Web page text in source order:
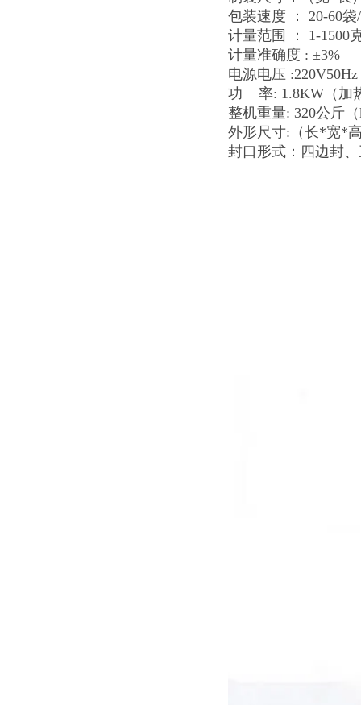
包装速度 ： 20-60
计量范围 ： 1-1500
计量准确度 : ±3%
电源电压
功 率: 1.8KW（加
整机重量: 320公斤
外形尺寸:（长*宽*
封口形式：四边封